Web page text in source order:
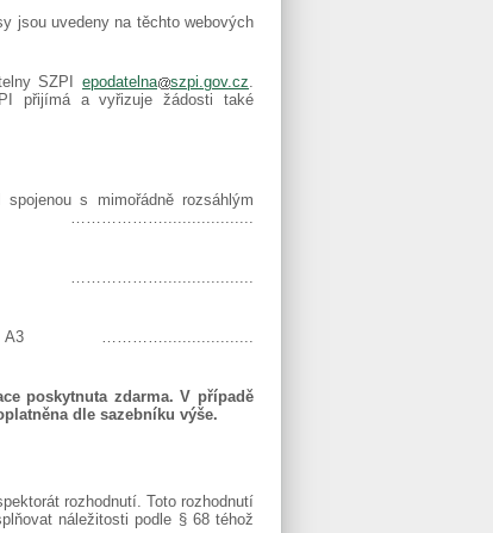
jsou uvedeny na těchto webových
SZPI epodatelna szpi.gov.cz.
přijímá a vyřizuje žádosti také
s mimořádně rozsáhlým
poskytnuta zdarma. V případě
dle sazebníku výše.
rozhodnutí. Toto rozhodnutí
náležitosti podle § 68 téhož